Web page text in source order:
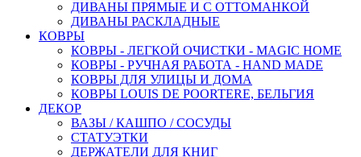
ДИВАНЫ ПРЯМЫЕ И С ОТТОМАНКОЙ
ДИВАНЫ РАСКЛАДНЫЕ
КОВРЫ
КОВРЫ - ЛЕГКОЙ ОЧИСТКИ - MAGIC HOME
КОВРЫ - РУЧНАЯ РАБОТА - HAND MADE
КОВРЫ ДЛЯ УЛИЦЫ И ДОМА
КОВРЫ LOUIS DE POORTERE, БЕЛЬГИЯ
ДЕКОР
ВАЗЫ / КАШПО / СОСУДЫ
СТАТУЭТКИ
ДЕРЖАТЕЛИ ДЛЯ КНИГ